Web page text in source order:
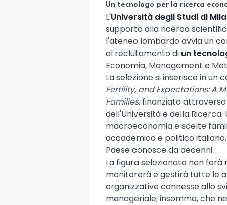
Un tecnologo per la ricerca
L'Università degli Studi di
supporto alla ricerca
l'ateneo lombardo avvia un
al reclutamento di un
Economia, Management e
La selezione si inserisce in
Fertility, and Expectations: A
Families, finanziato
dell'Università e della
macroeconomia e scelte
accademico e politico
Paese conosce da decenni.
La figura selezionata non
monitorerà e gestirà tutte le
organizzative connesse allo
manageriale, insomma, che